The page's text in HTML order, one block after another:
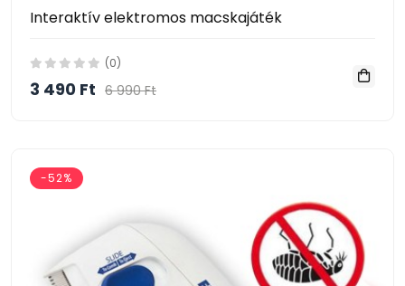
Interaktív elektromos macskajáték
(0)
3 490 Ft 6 990 Ft
-52%